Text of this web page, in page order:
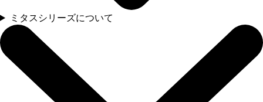
ミタスシリーズについて